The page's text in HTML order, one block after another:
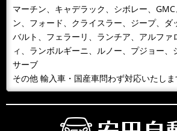
マーチン、キャデラック、シボレー、
ン、フォード、クライスラー、ジープ、ダ
バルト、フェラーリ、ランチア、アルファ
ィ、ランボルギーニ、ルノー、プジョー、
サーブ
その他 輸入車・国産車問わず対応いたしま